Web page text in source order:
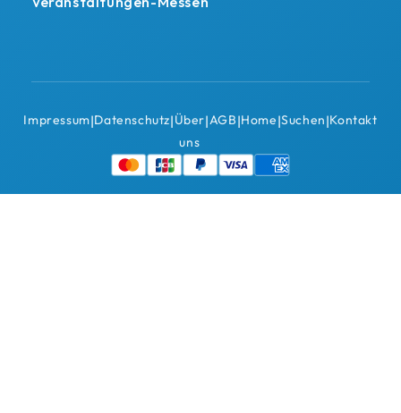
Impressum|Datenschutz|Über
uns
|AGB|Home|Suchen|Kontakt